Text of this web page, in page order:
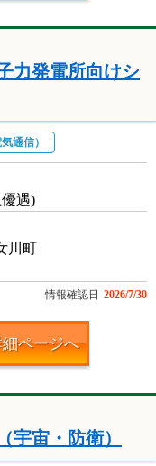
力発電所向けシ
通信）
遇)
川町
情報確認日 2026/7/30
ページへ
宇宙・防衛）